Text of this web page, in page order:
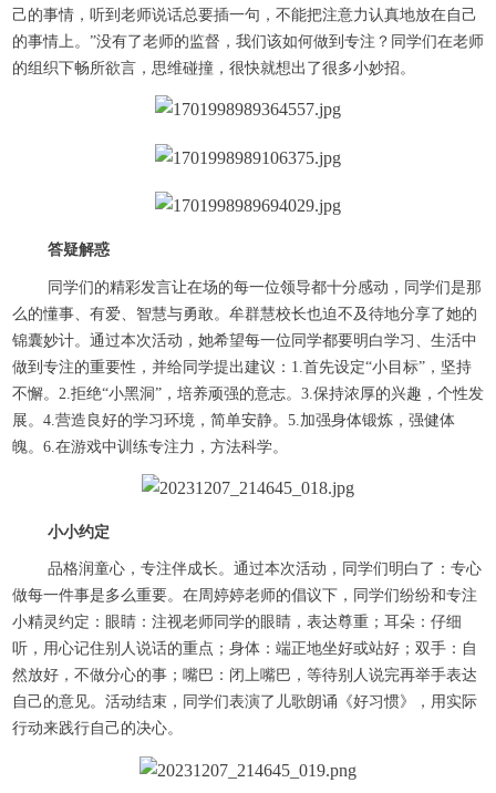
己的事情，听到老师说话总要插一句，不能把注意力认真地放在自己
的事情上。”没有了老师的监督，我们该如何做到专注？同学们在老师
的组织下畅所欲言，思维碰撞，很快就想出了很多小妙招。
答疑解惑
同学们的精彩发言让在场的每一位领导都十分感动，同学们是那
么的懂事、有爱、智慧与勇敢。牟群慧校长也迫不及待地分享了她的
锦囊妙计。通过本次活动，她希望每一位同学都要明白学习、生活中
做到专注的重要性，并给同学提出建议：1.首先设定“小目标”，坚持
不懈。2.拒绝“小黑洞”，培养顽强的意志。3.保持浓厚的兴趣，个性发
展。4.营造良好的学习环境，简单安静。5.加强身体锻炼，强健体
魄。6.在游戏中训练专注力，方法科学。
小小约定
品格润童心，专注伴成长。通过本次活动，同学们明白了：专心
做每一件事是多么重要。在周婷婷老师的倡议下，同学们纷纷和专注
小精灵约定：眼睛：注视老师同学的眼睛，表达尊重；耳朵：仔细
听，用心记住别人说话的重点；身体：端正地坐好或站好；双手：自
然放好，不做分心的事；嘴巴：闭上嘴巴，等待别人说完再举手表达
自己的意见。活动结束，同学们表演了儿歌朗诵《好习惯》，用实际
行动来践行自己的决心。